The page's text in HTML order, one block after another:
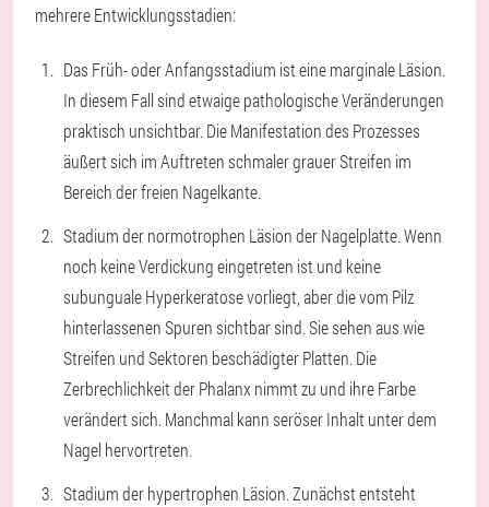
mehrere Entwicklungsstadien:
Das Früh- oder Anfangsstadium ist eine marginale Läsion.
In diesem Fall sind etwaige pathologische Veränderungen
praktisch unsichtbar. Die Manifestation des Prozesses
äußert sich im Auftreten schmaler grauer Streifen im
Bereich der freien Nagelkante.
Stadium der normotrophen Läsion der Nagelplatte. Wenn
noch keine Verdickung eingetreten ist und keine
subunguale Hyperkeratose vorliegt, aber die vom Pilz
hinterlassenen Spuren sichtbar sind. Sie sehen aus wie
Streifen und Sektoren beschädigter Platten. Die
Zerbrechlichkeit der Phalanx nimmt zu und ihre Farbe
verändert sich. Manchmal kann seröser Inhalt unter dem
Nagel hervortreten.
Stadium der hypertrophen Läsion. Zunächst entsteht